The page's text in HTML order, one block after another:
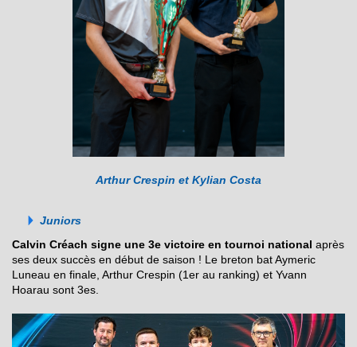
Arthur Crespin et Kylian Costa
Juniors
Calvin Créach signe une 3e victoire en tournoi national après
ses deux succès en début de saison ! Le breton bat Aymeric
Luneau en finale, Arthur Crespin (1er au ranking) et Yvann
Hoarau sont 3es.